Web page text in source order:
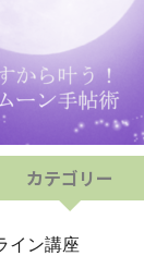
カテゴリー
イン講座